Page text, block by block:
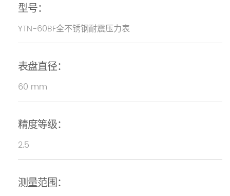
型号：
YTN-60BF全不锈钢耐震压力表
表盘直径：
60 mm
精度等级：
2.5
测量范围：